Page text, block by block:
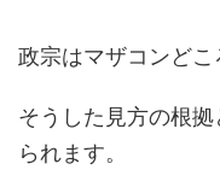
政宗はマザコンどこ
そうした見方の根
られます。